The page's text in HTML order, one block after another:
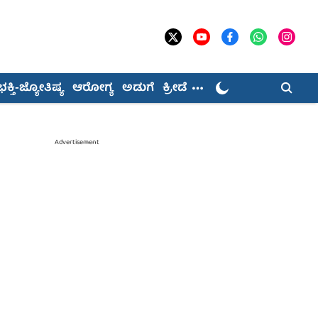
ಜ್ಯೋತಿಷ್ಯ ಆರೋಗ್ಯ ಅಡುಗೆ ಕ್ರೀಡೆ
Advertisement